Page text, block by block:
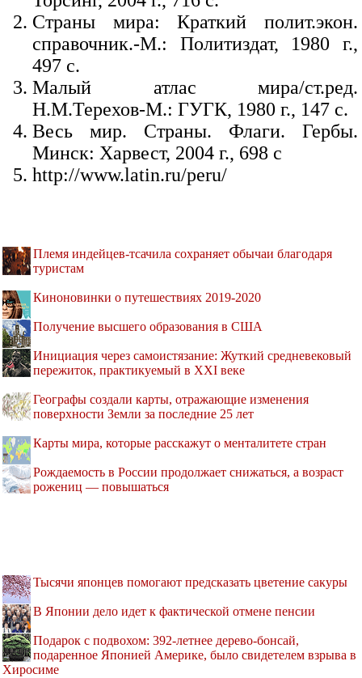
Страны мира: Краткий полит.экон.
справочник.-М.: Политиздат, 1980 г.,
497 с.
Малый атлас мира/ст.ред.
Н.М.Терехов-М.: ГУГК, 1980 г., 147 с.
Весь мир. Страны. Флаги. Гербы.
Минск: Харвест, 2004 г., 698 с
http://www.latin.ru/peru/
Племя индейцев-тсачила сохраняет обычаи благодаря
туристам
Киноновинки о путешествиях 2019-2020
Получение высшего образования в США
Инициация через самоистязание: Жуткий средневековый
пережиток, практикуемый в XXI веке
Географы создали карты, отражающие изменения
поверхности Земли за последние 25 лет
Карты мира, которые расскажут о менталитете стран
Рождаемость в России продолжает снижаться, а возраст
рожениц — повышаться
Тысячи японцев помогают предсказать цветение сакуры
В Японии дело идет к фактической отмене пенсии
Подарок с подвохом: 392-летнее дерево-бонсай,
подаренное Японией Америке, было свидетелем взрыва в
Хиросиме